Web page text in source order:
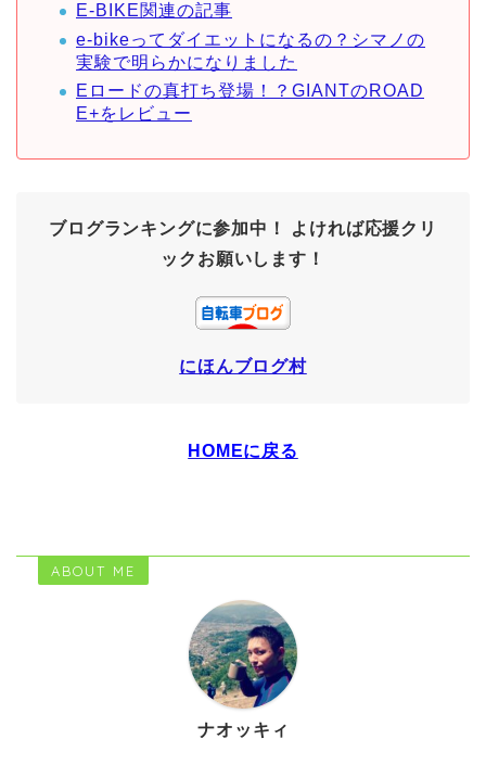
E-BIKE関連の記事
e-bikeってダイエットになるの？シマノの
実験で明らかになりました
Eロードの真打ち登場！？GIANTのROAD
E+をレビュー
ブログランキングに参加中！
よければ応援クリ
ックお願いします！
にほんブログ村
HOMEに戻る
ABOUT ME
ナオッキィ